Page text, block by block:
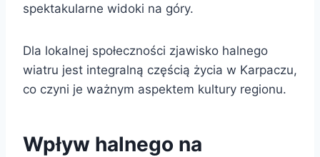
spektakularne widoki na góry.
Dla lokalnej społeczności zjawisko halnego
wiatru jest integralną częścią życia w Karpaczu,
co czyni je ważnym aspektem kultury regionu.
Wpływ halnego na